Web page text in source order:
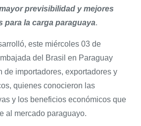
previsibilidad y mejores
para la carga paraguaya.
este miércoles 03 de
del Brasil en Paraguay
de importadores, exportadores y
quienes conocieron las
y los beneficios económicos que
al mercado paraguayo.